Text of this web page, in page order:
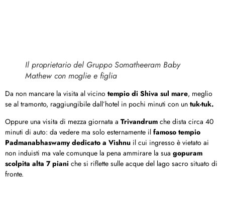
Il proprietario del Gruppo Somatheeram Baby
Mathew con moglie e figlia
Da non mancare la visita al vicino tempio di Shiva sul mare, meglio
se al tramonto, raggiungibile dall’hotel in pochi minuti con un tuk-tuk.
Oppure una visita di mezza giornata a Trivandrum che dista circa 40
minuti di auto: da vedere ma solo esternamente il famoso tempio
Padmanabhaswamy dedicato a Vishnu il cui ingresso è vietato ai
non induisti ma vale comunque la pena ammirare la sua gopuram
scolpita alta 7 piani che si riflette sulle acque del lago sacro situato di
fronte.